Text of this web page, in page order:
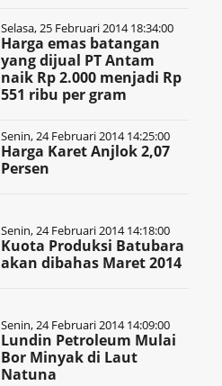
Selasa, 25 Februari 2014 18:34:00
Harga emas batangan
yang dijual PT Antam
naik Rp 2.000 menjadi Rp
551 ribu per gram
Senin, 24 Februari 2014 14:25:00
Harga Karet Anjlok 2,07
Persen
Senin, 24 Februari 2014 14:18:00
Kuota Produksi Batubara
akan dibahas Maret 2014
Senin, 24 Februari 2014 14:09:00
Lundin Petroleum Mulai
Bor Minyak di Laut
Natuna